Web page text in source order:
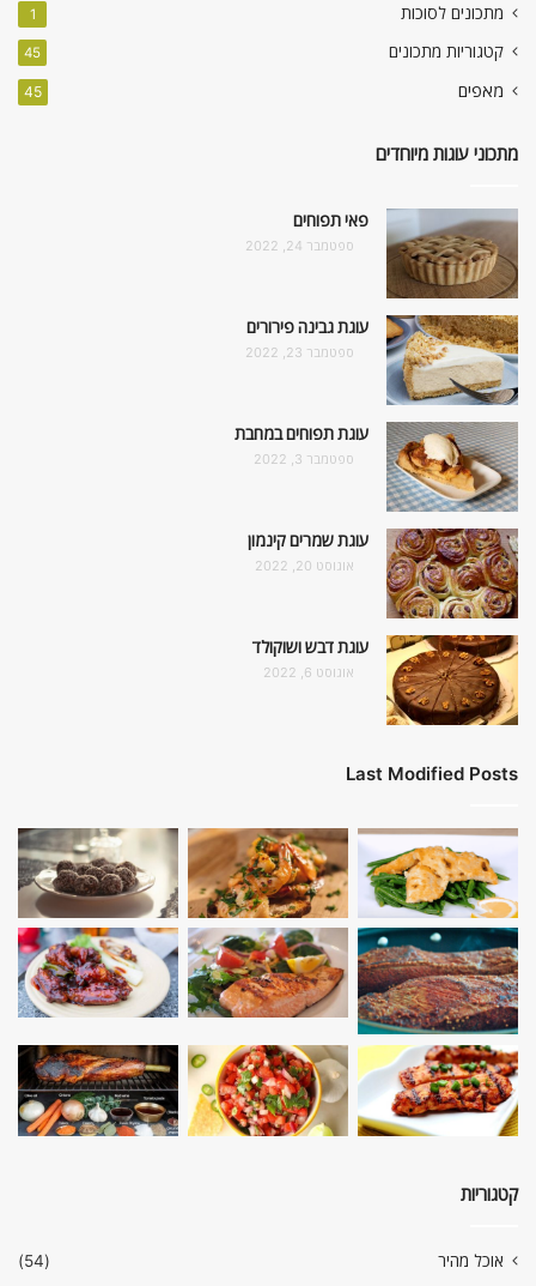
מתכונים לסוכות 1
קטגוריות מתכונים 45
מאפים 45
מתכוני עוגות מיוחדים
פאי תפוחים
ספטמבר 24, 2022
עוגת גבינה פירורים
ספטמבר 23, 2022
עוגת תפוחים במחבת
ספטמבר 3, 2022
עוגת שמרים קינמון
אוגוסט 20, 2022
עוגת דבש ושוקולד
אוגוסט 6, 2022
Last Modified Posts
קטגוריות
אוכל מהיר
(54)